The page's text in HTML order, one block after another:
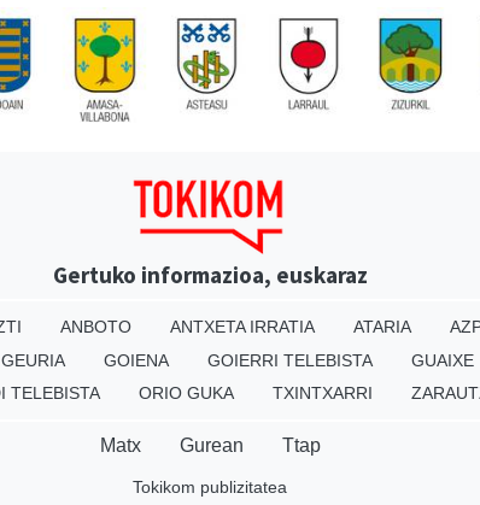
Gertuko informazioa, euskaraz
ANBOTO ANTXETA IRRATIA ATARIA
GEURIA GOIENA GOIERRI TELEBISTA
GUAIXE
TELEBISTA ORIO GUKA TXINTXARRI
Matx Gurean Ttap
Tokikom publizitatea